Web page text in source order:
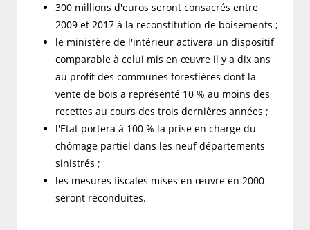
300 millions d'euros seront consacrés entre
2009 et 2017 à la reconstitution de boisements ;
le ministère de l'intérieur activera un dispositif
comparable à celui mis en œuvre il y a dix ans
au profit des communes forestières dont la
vente de bois a représenté 10 % au moins des
recettes au cours des trois dernières années ;
l'Etat portera à 100 % la prise en charge du
chômage partiel dans les neuf départements
sinistrés ;
les mesures fiscales mises en œuvre en 2000
seront reconduites.